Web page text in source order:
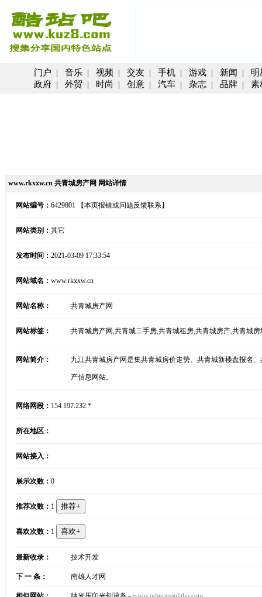
门户 | 音乐 | 视频 | 交友 | 手机 | 游戏 | 新闻 | 明
政府 | 外贸 | 时尚 | 创意 | 汽车 | 杂志 | 品牌 | 素
www.rkxxw.cn 共青城房产网 网站详情
网站编号： 6429801 【本页报错或问题反馈联系】
网站类别： 其它
发布时间： 2021-03-09 17:33:54
网站域名： www.rkxxw.cn
网站名称： 共青城房产网
网站标签： 共青城房产网,共青城二手房,共青城租房,共青城房产,共青城
网站简介： 九江共青城房产网是集共青城房价走势、共青城新楼盘报名
产信息网站。
网络网段： 154.197.232.*
所在地区：
网站接入：
展示次数： 0
推荐次数： 1
喜欢次数： 1
最新收录： 技术开发
下 一 条： 南雄人才网